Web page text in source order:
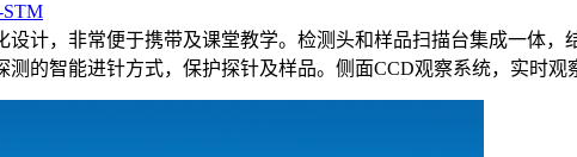
计，非常便于携带及课堂教学。检测头和样品扫描台集成一体
测的智能进针方式，保护探针及样品。侧面CCD观察系统，实时